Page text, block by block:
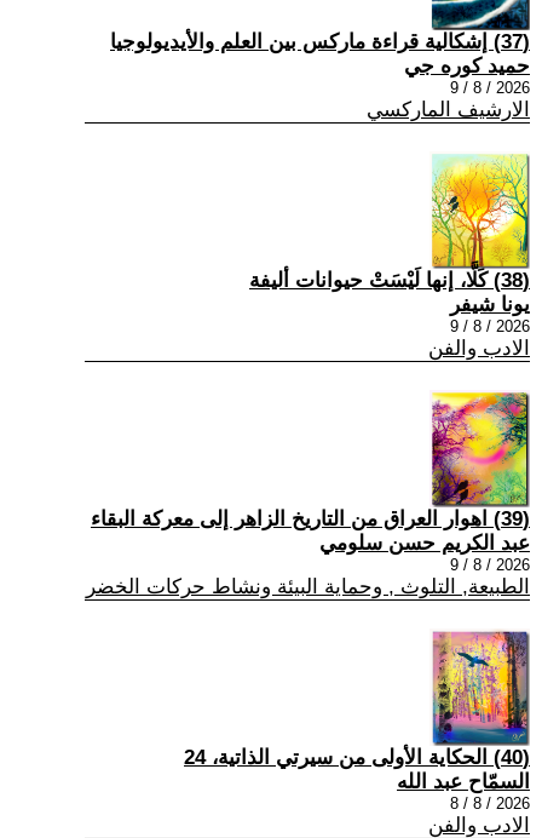
(37) إشكالية قراءة ماركس بين العلم والأيديولوجيا
حميد كوره جي
2026 / 8 / 9
الارشيف الماركسي
(38) كَلَّا، إنها لَيْسَتْ حيوانات أليفة
يونا شيفر
2026 / 8 / 9
الادب والفن
(39) اهوار العراق من التاريخ الزاهر إلى معركة البقاء
عبد الكريم حسن سلومي
2026 / 8 / 9
الطبيعة, التلوث , وحماية البيئة ونشاط حركات الخضر
(40) الحكاية الأولى من سيرتي الذاتية، 24
السمّاح عبد الله
2026 / 8 / 8
الادب والفن